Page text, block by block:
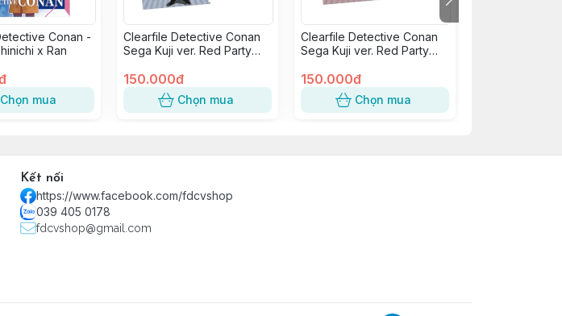
Conan -
x Ran
Chọn mua
Clearfile Detective Conan
Sega Kuji ver. Red Party
Shuukichi
150.000đ
Chọn mua
Clearfile Detective Conan
Sega Kuji ver. Red Party
150.000đ
Chọn mua
Kết nối
https://www.facebook.com/fdcvshop
039 405 0178
fdcvshop@gmail.com